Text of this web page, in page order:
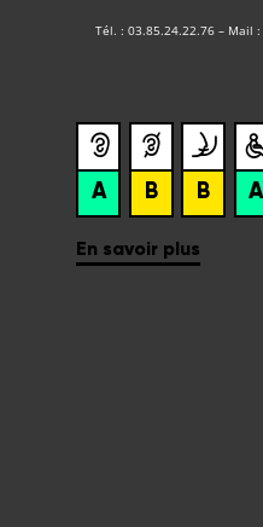
Tél. : 03.85.24.22.76 – Mail :